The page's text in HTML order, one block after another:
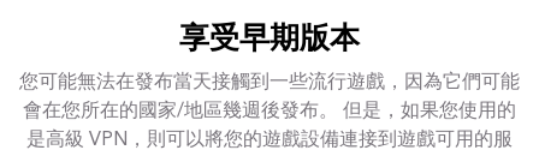
享受早期版本
您可能無法在發布當天接觸到一些流行遊戲，因為它們可能
會在您所在的國家/地區幾週後發布。 但是，如果您使用的
是高級 VPN，則可以將您的遊戲設備連接到遊戲可用的服